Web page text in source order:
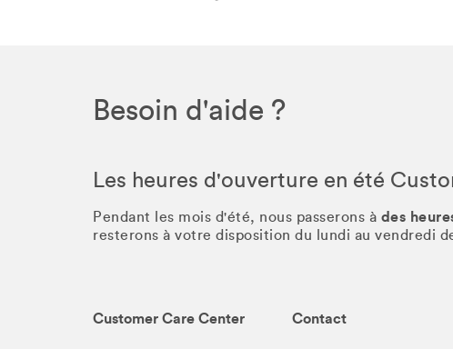
Besoin d'aide ?
Les heures d'ouverture en été
Pendant les mois d'été, nous passerons à des
resterons à votre disposition du lundi au vendredi
Customer Care Center Contact